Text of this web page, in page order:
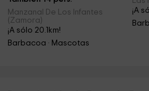
Manzanal De Los Infantes
(Zamora)
¡A sólo 20.1km!
Barbacoa · Mascotas
¡A